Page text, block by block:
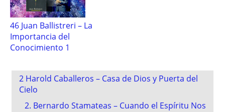
46 Juan Ballistreri – La
Importancia del
Conocimiento 1
Post
navigation
2 Harold Caballeros – Casa de Dios y Puerta del
Cielo
2. Bernardo Stamateas – Cuando el Espíritu Nos